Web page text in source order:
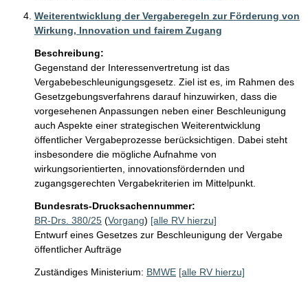
Weiterentwicklung der Vergaberegeln zur Förderung von
Wirkung, Innovation und fairem Zugang
Beschreibung:
Gegenstand der Interessenvertretung ist das
Vergabebeschleunigungsgesetz. Ziel ist es, im Rahmen des
Gesetzgebungsverfahrens darauf hinzuwirken, dass die
vorgesehenen Anpassungen neben einer Beschleunigung
auch Aspekte einer strategischen Weiterentwicklung
öffentlicher Vergabeprozesse berücksichtigen. Dabei steht
insbesondere die mögliche Aufnahme von
wirkungsorientierten, innovationsfördernden und
zugangsgerechten Vergabekriterien im Mittelpunkt.
Bundesrats-Drucksachennummer:
BR-Drs. 380/25 (Vorgang) [alle RV hierzu]
Entwurf eines Gesetzes zur Beschleunigung der Vergabe
öffentlicher Aufträge
Zuständiges Ministerium: BMWE [alle RV hierzu]